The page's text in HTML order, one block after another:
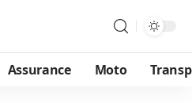
Assurance Moto